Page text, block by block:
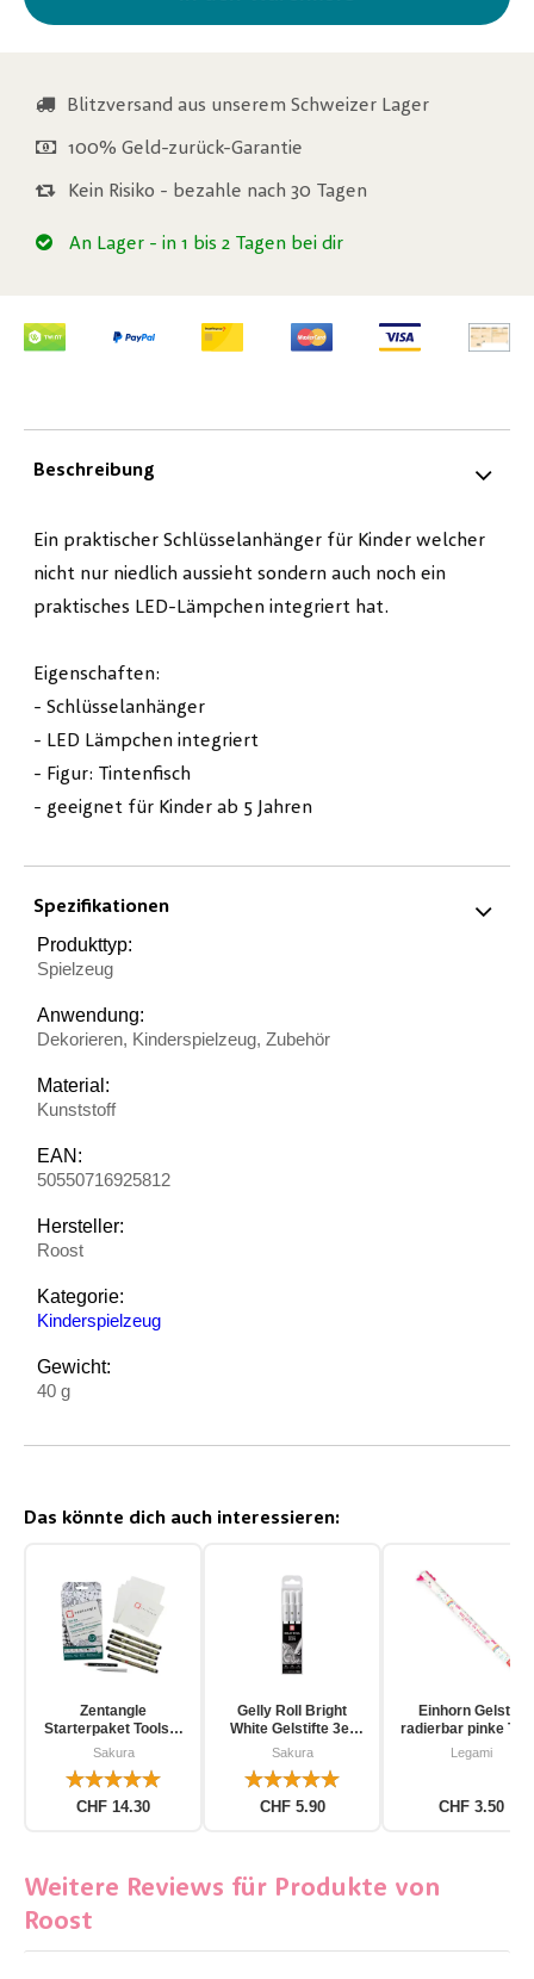
Blitzversand aus unserem Schweizer Lager
100% Geld-zurück-Garantie
Kein Risiko - bezahle nach 30 Tagen
An Lager - in 1 bis 2 Tagen bei dir
Beschreibung
Ein praktischer Schlüsselanhänger für Kinder welcher
nicht nur niedlich aussieht sondern auch noch ein
praktisches LED-Lämpchen integriert hat.
Eigenschaften:
- Schlüsselanhänger
- LED Lämpchen integriert
- Figur: Tintenfisch
- geeignet für Kinder ab 5 Jahren
Spezifikationen
Produkttyp:
Spielzeug
Anwendung:
Dekorieren, Kinderspielzeug, Zubehör
Material:
Kunststoff
EAN:
50550716925812
Hersteller:
Roost
Kategorie:
Kinderspielzeug
Gewicht:
40 g
Das könnte dich auch interessieren:
Zentangle
Starterpaket Toolset
für Einsteiger 12-
Sakura
CHF 14.30
Gelly Roll Bright
White Gelstifte 3er
Pack
Sakura
CHF 5.90
Einhorn Gelstift
radierbar pinke
Legami
CHF 3.50
Weitere Reviews für Produkte von
Roost